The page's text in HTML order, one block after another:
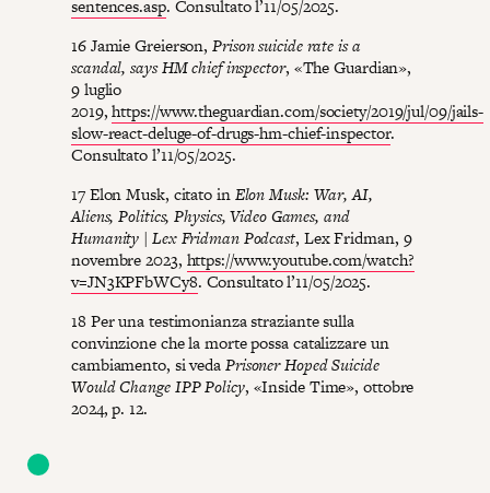
sentences.asp. Consultato l’11/05/2025.
16 Jamie Greierson, Prison suicide rate is a
scandal, says HM chief inspector, «The Guardian»,
9 luglio
2019,https://www.theguardian.com/society/2019/jul/09/jails-
slow-react-deluge-of-drugs-hm-chief-inspector.
Consultato l’11/05/2025.
17 Elon Musk, citato inElon Musk: War, AI,
Aliens, Politics, Physics, Video Games, and
Humanity | Lex Fridman Podcast, Lex Fridman, 9
novembre 2023, https://www.youtube.com/watch?
v=JN3KPFbWCy8. Consultato l’11/05/2025.
18 Per una testimonianza straziante sulla
convinzione che la morte possa catalizzare un
cambiamento, si vedaPrisoner Hoped Suicide
Would Change IPP Policy, «Inside Time», ottobre
2024, p. 12.